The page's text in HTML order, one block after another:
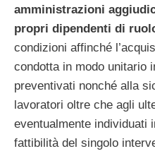
amministrazioni
propri dipendenti di
condizioni affinché
condotta in modo unitario
preventivati nonché alla
lavoratori oltre che agli
eventualmente individuati
fattibilità del singolo